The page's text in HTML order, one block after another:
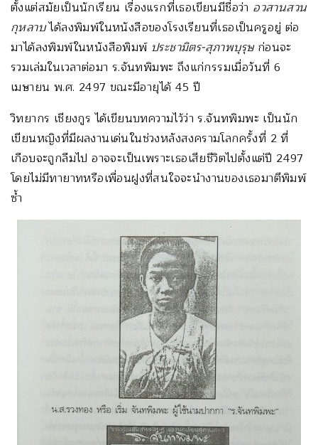
ตั้งแต่สมัยเป็นนักเรียน เรื่องแรกที่เธอเขียนมีชื่อว่า อวสานสวน
กุหลาบได้ลงพิมพ์ในหนังสือของโรงเรียนที่เธอเป็นครูอยู่ ต่อ
มาได้ลงพิมพ์ในหนังสือพิมพ์ ประชามิตร-สุภาพบุรุษก่อนจะ
รวมเล่มในเวลาต่อมา ร.จันทพิมพะ ถึงแก่กรรมเมื่อวันที่ 6
เมษายน พ.ศ. 2497 ขณะมีอายุได้ 45 ปี
วิทยากร เชียงกูร ได้เขียนบทความไว้ว่า ร.จันทพิมพะ เป็นนัก
เขียนหญิงที่มีผลงานเด่นในช่วงหลังสงครามโลกครั้งที่ 2 ที่
เกือบจะถูกลืมไป อาจจะเป็นเพราะเธอเสียชีวิตไปตั้งแต่ปี 2497
โดยไม่มีทายาทหรือเพื่อนฝูงที่สนใจจะนำงานของเธอมาตีพิมพ์
ซ้ำ